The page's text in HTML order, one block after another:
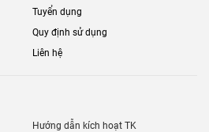
Tuyển dụng
Quy định sử dụng
Liên hệ
Hướng dẫn kích hoạt TK